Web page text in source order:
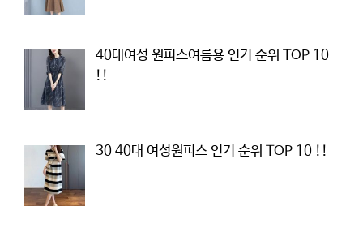
40대여성 원피스여름용 인기 순위 TOP 10
!!
30 40대 여성원피스 인기 순위 TOP 10 !!